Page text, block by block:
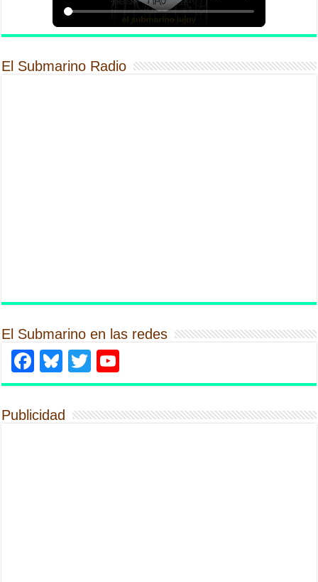
El Submarino Radio
El Submarino en las redes
Facebook
Bluesky
Twitter
Publicidad